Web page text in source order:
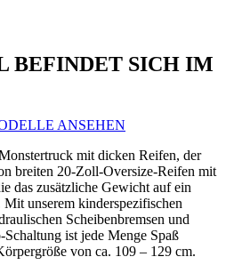
BEFINDET SICH IM
ANSEHEN
mit dicken Reifen, der
breiten 20-Zoll-Oversize-Reifen mit
das zusätzliche Gewicht auf ein
unserem kinderspezifischen
Scheibenbremsen und
ist jede Menge Spaß
von ca. 109 – 129 cm.